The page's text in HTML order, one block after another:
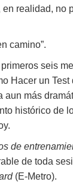
realidad, no
camino”.
seis
Hacer un Test
más
histórico de
de
de toda
(E-Metro).